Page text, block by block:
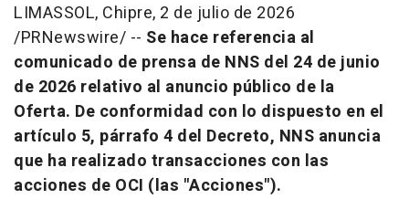
LIMASSOL, Chipre, 2 de julio de 2026
/PRNewswire/ -- Se hace referencia al
comunicado de prensa de NNS del 24 de junio
de 2026 relativo al anuncio público de la
Oferta. De conformidad con lo dispuesto en el
artículo 5, párrafo 4 del Decreto, NNS anuncia
que ha realizado transacciones con las
acciones de OCI (las "Acciones").